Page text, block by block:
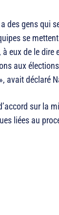
des gens qui
se
eux de le dire
aux
avait déclaré
sur la
liées au